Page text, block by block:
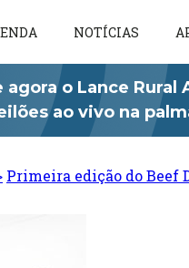
NOTÍCIAS
agora o Lance Rural
ao vivo na
Primeira edição do Beef